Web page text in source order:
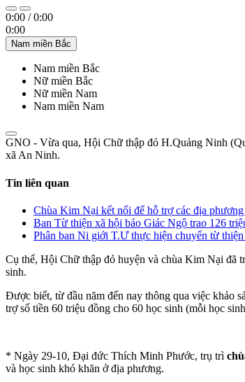
0:00 /0:00
0:00
Nam miền Bắc
Nam miền Bắc
Nữ miền Bắc
Nữ miền Nam
Nam miền Nam
GNO - Vừa qua, Hội Chữ thập đỏ H.Quảng Ninh
xã An Ninh.
Tin liên quan
Chùa Kim Nại kết nối để hỗ trợ các địa
Ban Từ thiện xã hội báo Giác Ngộ trao 126
Phân ban Ni giới T.Ư thực hiện chuyến từ
Cụ thể, Hội Chữ thập đỏ huyện và chùa Kim Nại đã
sinh.
Được biết, từ đầu năm đến nay thông qua việc khảo
trợ số tiền 60 triệu đồng cho 60 học sinh (mỗi học
* Ngày 29-10, Đại đức Thích Minh Phước, trụ trì
và học sinh khó khăn ở địa phương.